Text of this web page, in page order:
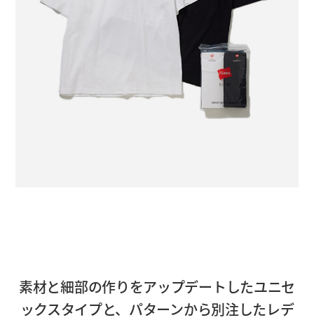
素材と細部の作りをアップデートしたユニセ
ックスタイプと、パターンから別注したレデ